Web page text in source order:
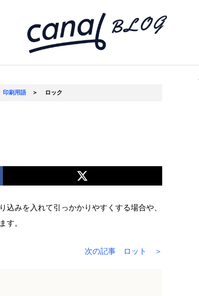
印刷用語 ＞ ロック
みを入れて引っかかりやすくする場合や、
す。
次の記事 ロット ＞